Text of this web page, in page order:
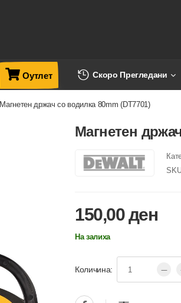
Оутлет Скоро Прегледани
Магнетен држач со водилка 80mm (DT7701)
Магнетен
150,00ден
На залиха
Количина: